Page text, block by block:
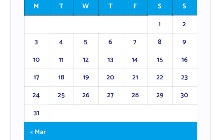
M
T W T F S
S
1
2
3
4 5 6 7 8
9
10
11 12 13 14 15
16
17
18 19 20 21 22
23
24
25 26 27 28 29
30
31
« Mar